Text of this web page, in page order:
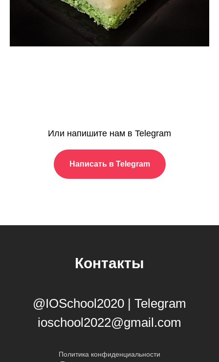
Или напишите нам в Telegram
Написать в Telegram
Контакты
@IOSchool2020 | Telegram
ioschool2022@gmail.com
Политика конфиденциальности